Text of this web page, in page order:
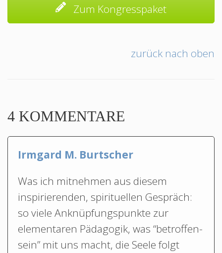
Zum Kongresspaket
zurück nach oben
4 KOMMENTARE
Irmgard M. Burtscher
Was ich mitnehmen aus diesem
inspirierenden, spirituellen Gespräch:
so viele Anknüpfungspunkte zur
elementaren Pädagogik, was “betroffen-
sein” mit uns macht, die Seele folgt